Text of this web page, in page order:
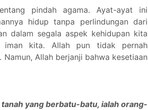
pindah agama. Ayat-ayat ini
hidup tanpa perlindungan dari
dalam segala aspek kehidupan kita
kita. Allah pun tidak pernah
Allah berjanji bahwa kesetiaan
yang berbatu-batu, ialah orang-